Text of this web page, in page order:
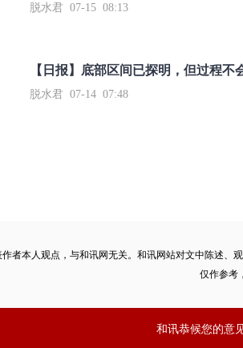
脱水君 07-15 08:13
【日报】底部区间已探明，但过程不
脱水君 07-14 07:48
作者本人观点，与和讯网无关。和讯网站对文中陈述
仅作参考
和讯恭候您的意